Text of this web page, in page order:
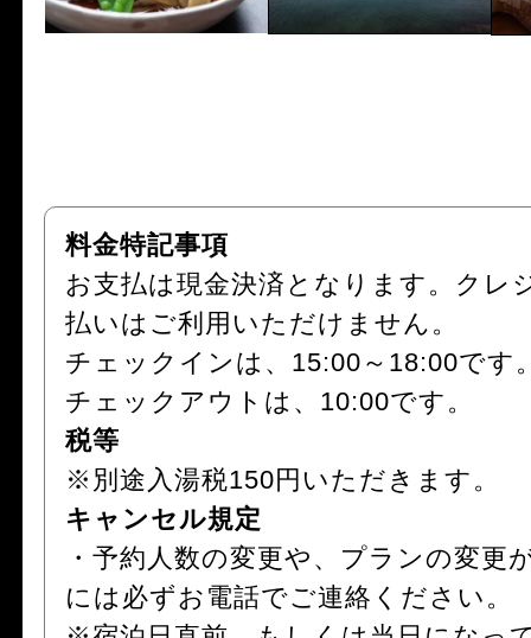
料金特記事項
お支払は現金決済となります。クレ
払いはご利用いただけません。
チェックインは、15:00～18:00です
チェックアウトは、10:00です。
税等
※別途入湯税150円いただきます。
キャンセル規定
・予約人数の変更や、プランの変更
には必ずお電話でご連絡ください。